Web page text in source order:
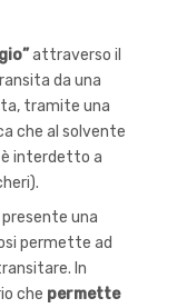
attraverso il
da una
tramite una
che al solvente
è interdetto a
presente una
permette ad
In
che permette